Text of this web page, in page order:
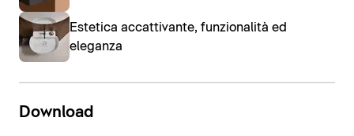
Estetica accattivante, funzionalità ed
eleganza
Download